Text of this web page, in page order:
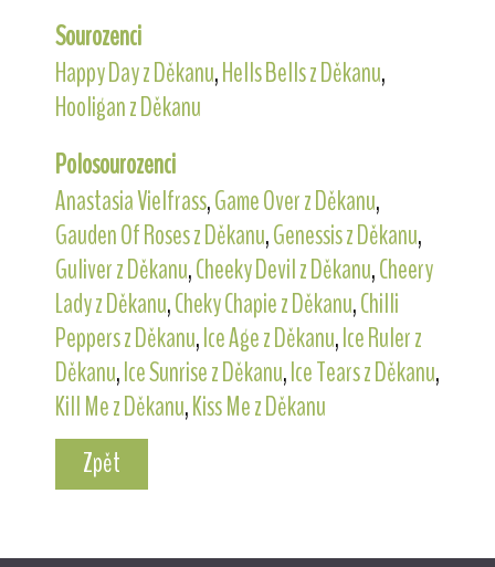
Sourozenci
Happy Day z Děkanu,Hells Bells z Děkanu,
Hooligan z Děkanu
Polosourozenci
Anastasia Vielfrass,Game Over z Děkanu,
Gauden Of Roses z Děkanu,Genessis z Děkanu,
Guliver z Děkanu,Cheeky Devil z Děkanu,Cheery
Lady z Děkanu,Cheky Chapie z Děkanu,Chilli
Peppers z Děkanu,Ice Age z Děkanu,Ice Ruler z
Děkanu,Ice Sunrise z Děkanu,Ice Tears z Děkanu,
Kill Me z Děkanu,Kiss Me z Děkanu
Zpět